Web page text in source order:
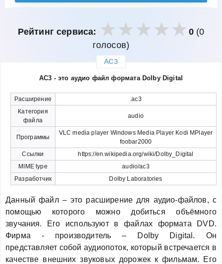
Рейтинг сервиса: 0(0
голосов)
AC3
AC3 - это аудио файл формата Dolby Digital
Расширение
.ac3
Категория
файла
audio
Программы
VLC media player Windows Media Player Kodi MPlayer
foobar2000
Ссылки
https://en.wikipedia.org/wiki/Dolby_Digital
MIME type
audio/ac3
Разработчик
Dolby Laboratories
Данный файл – это расширение для аудио-файлов, с
помощью которого можно добиться объёмного
звучания. Его используют в файлах формата DVD.
Фирма - производитель – Dolby Digital. Он
представляет собой аудиопоток, который встречается в
качестве внешних звуковых дорожек к фильмам. Его